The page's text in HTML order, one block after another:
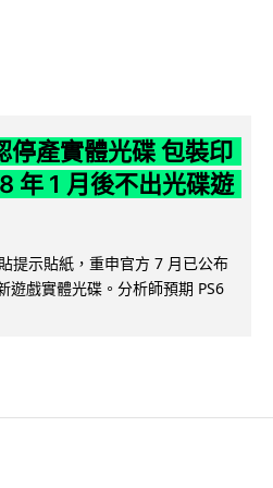
產實體光碟 包裝印
年 1 月後不出光碟遊
提示貼紙，重申官方 7 月已公布
遊戲實體光碟。分析師預期 PS6